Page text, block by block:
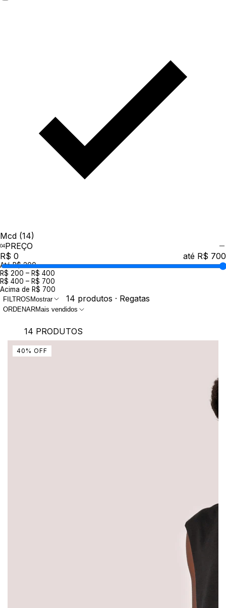
Mcd (14)
PREÇO
R$ 0
até R$ 700
Até R$ 200
R$ 200 – R$ 400
R$ 400 – R$ 700
Acima de R$ 700
FILTROS Mostrar 14 produtos · Regatas
ORDENARMais vendidos
14 PRODUTOS
40 % OFF